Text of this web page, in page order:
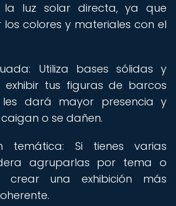
la luz solar directa, ya que
colores y materiales con el
Utiliza bases sólidas y
tus figuras de barcos
les dará mayor presencia y
o se dañen.
temática: Si tienes varias
agruparlas por tema o
crear una exhibición más